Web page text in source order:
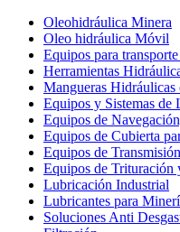
Oleohidráulica Minera
Oleo hidráulica Móvil
Equipos para
Herramientas
Mangueras Hidráulicas
Equipos y Sistemas de
Equipos de
Equipos de Cubierta
Equipos de
Equipos de Trituración
Lubricación Industrial
Lubricantes para
Soluciones Anti